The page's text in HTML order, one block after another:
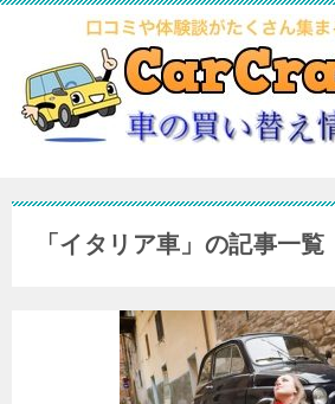
「イタリア車」の記事一覧